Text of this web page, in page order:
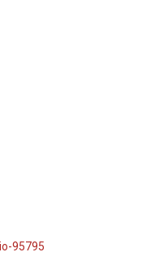
95795